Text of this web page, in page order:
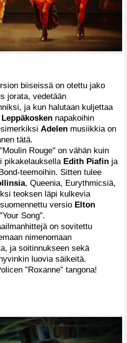
biiseissä on otettu jako
jorata, vedetään
ja kun halutaan kuljettaa
Leppäkosken napakoihin
Adelen musiikkia on
tätä.
Rouge" on vähän kuin
pikakelauksella Edith Piafin ja
teemoihin. Sitten tulee
, Queenia, Eurythmicsiä,
teoksen läpi kulkevia
versio Elton
Song”.
on sovitettu
nimenomaan
ja soitinnukseen sekä
luovia säikeitä.
”Roxanne” tangona!